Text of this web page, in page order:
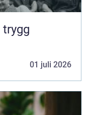
01 juli 2026